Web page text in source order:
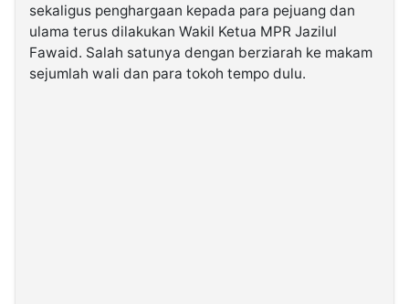
Kabarbaru.co
2026
sekaligus penghargaan kepada para pejuang dan
ulama terus dilakukan Wakil Ketua MPR Jazilul
Fawaid. Salah satunya dengan berziarah ke makam
sejumlah wali dan para tokoh tempo dulu.